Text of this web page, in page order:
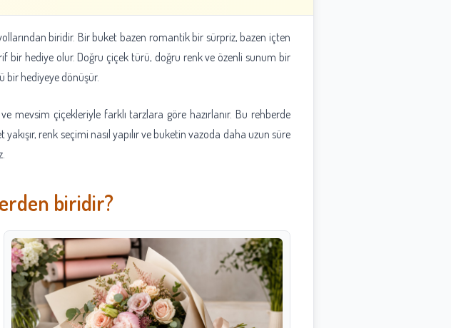
biridir. Bir buket bazen romantik bir sürpriz, bazen içten
bir hediye olur. Doğru çiçek türü, doğru renk ve özenli sunum bir
bir hediyeye dönüşür.
mevsim çiçekleriyle farklı tarzlara göre hazırlanır. Bu rehberde
renk seçimi nasıl yapılır ve buketin vazoda daha uzun süre
biridir?